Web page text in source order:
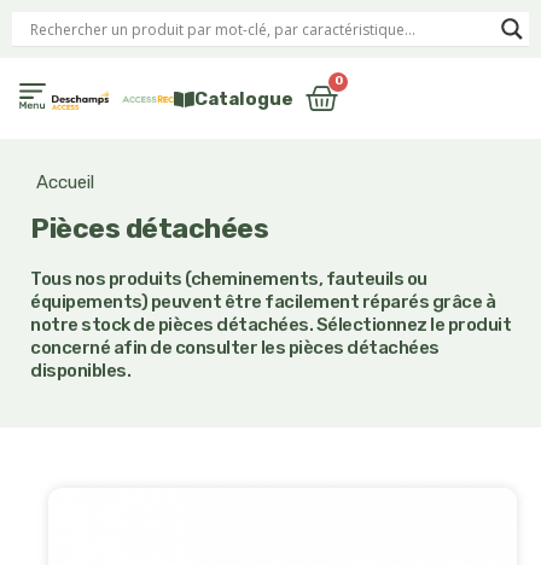
au
contenu
Catalogue
0
Panier
Accueil
Pièces détachées
Tous nos produits (cheminements, fauteuils ou
équipements) peuvent être facilement réparés grâce à
notre stock de pièces détachées. Sélectionnez le produit
concerné afin de consulter les pièces détachées
disponibles.